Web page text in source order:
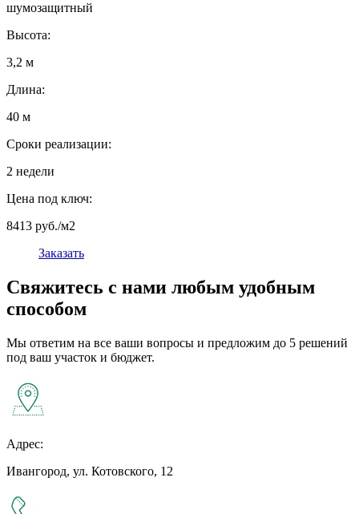
шумозащитный
Высота:
3,2 м
Длина:
40 м
Сроки реализации:
2 недели
Цена под ключ:
8413 руб./м2
Заказать
Свяжитесь с нами любым удобным
способом
Мы ответим на все ваши вопросы и предложим до 5 решений
под ваш участок и бюджет.
Адрес:
Ивангород, ул. Котовского, 12